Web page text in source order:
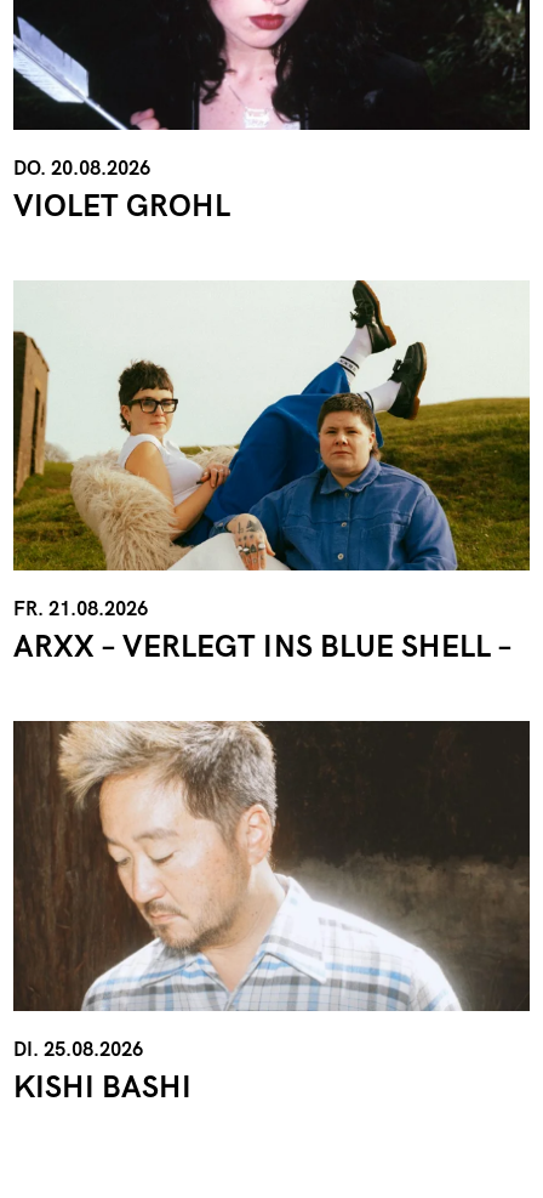
DO. 20.08.2026
VIOLET GROHL
FR. 21.08.2026
ARXX – VERLEGT INS BLUE SHELL –
DI. 25.08.2026
KISHI BASHI